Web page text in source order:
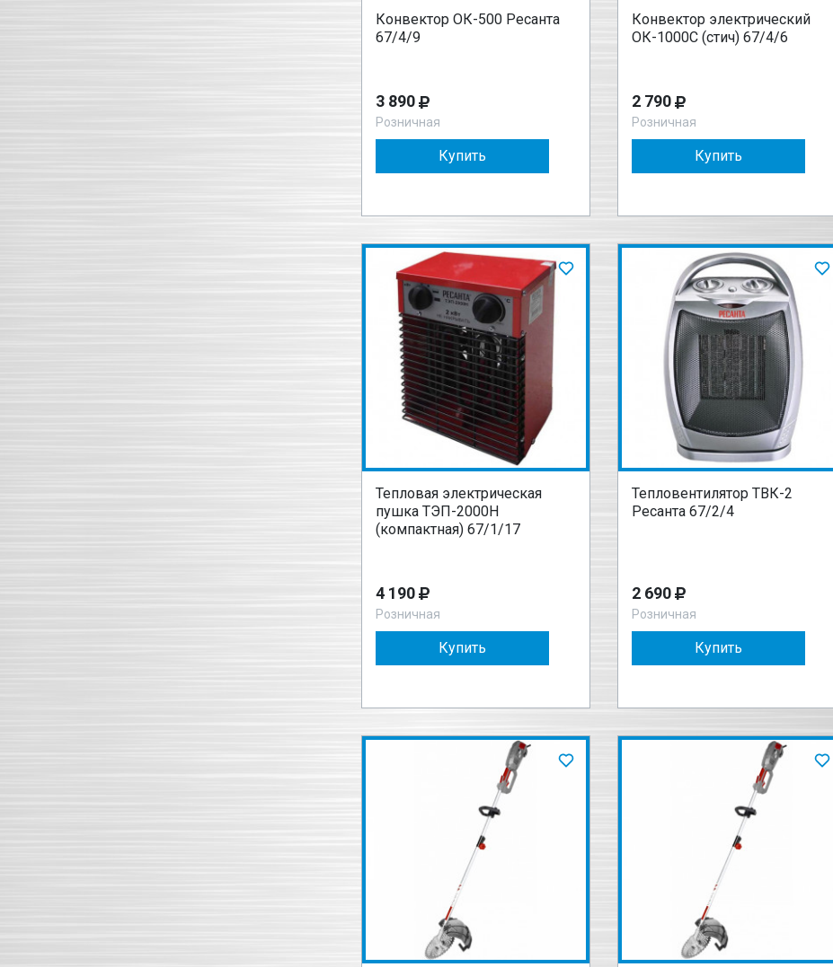
Конвектор ОК-500 Ресанта
67/4/9
3 890
Розничная
Купить
Конвектор электрический
ОК-1000С (стич) 67/4/6
2 790
Розничная
Купить
Тепловая электрическая
пушка ТЭП-2000Н
(компактная) 67/1/17
4 190
Розничная
Купить
Тепловентилятор ТВК-2
Ресанта 67/2/4
2 690
Розничная
Купить